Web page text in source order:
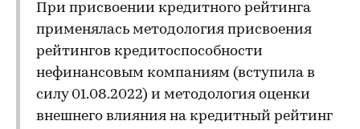
При присвоении кредитного рейтинга
применялась методология присвоения
рейтингов кредитоспособности
нефинансовым компаниям (вступила в
силу 01.08.2022) и методология оценки
внешнего влияния на кредитный рейтинг